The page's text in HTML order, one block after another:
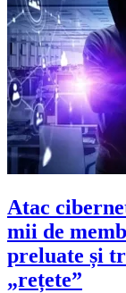
Atac
mii de
preluate și
„rețete”